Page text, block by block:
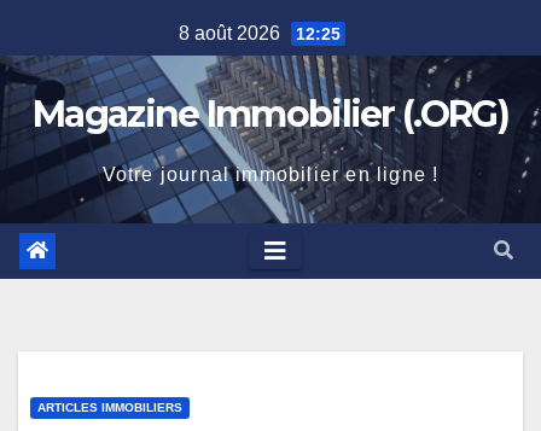
to
content
8 août 2026 12:25
Magazine Immobilier (.ORG)
Votre journal immobilier en ligne !
ARTICLES IMMOBILIERS